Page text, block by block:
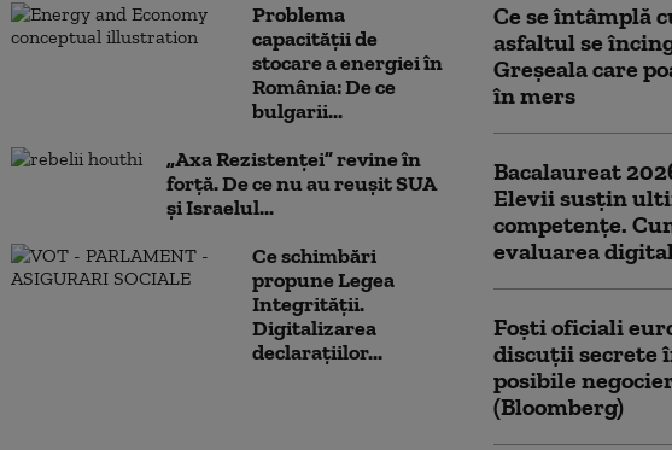
Problema
capacității de
stocare a energiei în
România: De ce
bulgarii...
„Axa Rezistenței” revine în
forță. De ce nu au reușit SUA
și Israelul...
Ce schimbări
propune Legea
Integrității.
Digitalizarea
declarațiilor...
Ce se întâmplă
asfaltul se
Greșeala care
în mers
Bacalaureat
Elevii susțin
competențe.
evaluarea
Foști oficiali
discuții secrete
posibile
(Bloomberg)